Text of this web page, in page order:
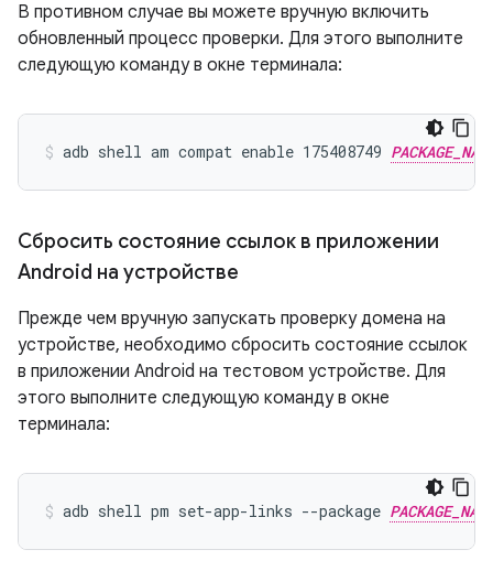
В противном случае вы можете вручную включить
обновленный процесс проверки. Для этого выполните
следующую команду в окне терминала:
adb shell am compat enable 175408749
Сбросить состояние ссылок в приложении
Android на устройстве
Прежде чем вручную запускать проверку домена на
устройстве, необходимо сбросить состояние ссылок
в приложении Android на тестовом устройстве. Для
этого выполните следующую команду в окне
терминала:
adb shell pm set-app-links --package